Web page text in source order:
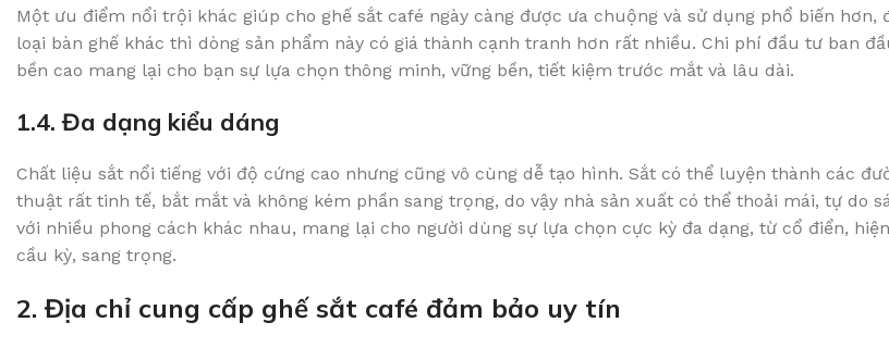
Một ưu điểm nổi trội khác giúp cho ghế sắt café ngày càng được ưa chuộng và sử dụng phổ biến hơn,
loại bàn ghế khác thì dòng sản phẩm này có giá thành cạnh tranh hơn rất nhiều. Chi phí đầu tư ban
bền cao mang lại cho bạn sự lựa chọn thông minh, vững bền, tiết kiệm trước mắt và lâu dài.
1.4. Đa dạng kiểu dáng
Chất liệu sắt nổi tiếng với độ cứng cao nhưng cũng vô cùng dễ tạo hình. Sắt có thể luyện thành các
thuật rất tinh tế, bắt mắt và không kém phần sang trọng, do vậy nhà sản xuất có thể thoải mái, tự do
với nhiều phong cách khác nhau, mang lại cho người dùng sự lựa chọn cực kỳ đa dạng, từ cổ điển,
cầu kỳ, sang trọng.
2. Địa chỉ cung cấp ghế sắt café đảm bảo uy tín